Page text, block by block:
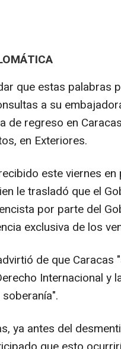
que estas palabras
a su
de regreso en
en Exteriores.
este viernes
le trasladó que el
por parte del
exclusiva de los
de que Caracas
Internacional y
ya antes del